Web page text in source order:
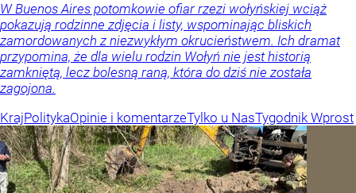
W Buenos Aires potomkowie ofiar rzezi wołyńskiej wciąż
pokazują rodzinne zdjęcia i listy, wspominając bliskich
zamordowanych z niezwykłym okrucieństwem. Ich dramat
przypomina, że dla wielu rodzin Wołyń nie jest historią
zamkniętą, lecz bolesną raną, która do dziś nie została
zagojona.
KrajPolitykaOpinie i komentarzeTylko u NasTygodnik Wprost